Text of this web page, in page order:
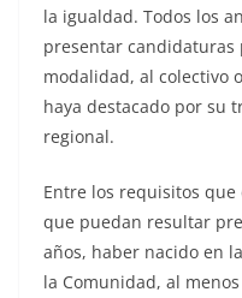
la igualdad. Todos los
presentar candidaturas
modalidad, al colectivo
haya destacado por su
regional.
Entre los requisitos
que puedan resultar
años, haber nacido en
la Comunidad, al